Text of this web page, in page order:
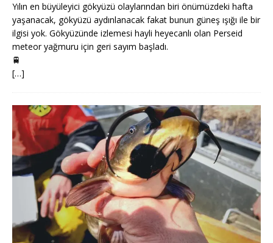
Yılın en büyüleyici gökyüzü olaylarından biri önümüzdeki hafta
yaşanacak, gökyüzü aydınlanacak fakat bunun güneş ışığı ile bir
ilgisi yok. Gökyüzünde izlemesi hayli heyecanlı olan Perseid
meteor yağmuru için geri sayım başladı.
🚆
[…]